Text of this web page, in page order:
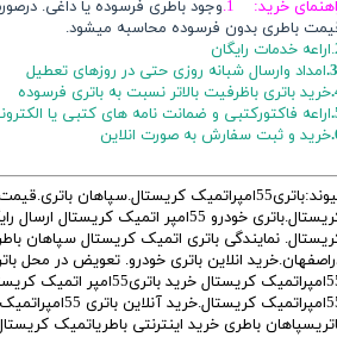
خرید: 1.
وجود باطری فرسوده یا داغی.
باطری بدون فرسوده محاسبه میشود.
3. امداد وارسال شبانه روزی حتی در روزهای تعطیل
خرید باتری باظرفیت بالاتر نسبت به باتری فرسوده
اراعه فاکتورکتبی و ضمانت نامه های کتبی یا
خرید و ثبت سفارش به صورت انلاین
نمایندگی باتری اتمیک کریستال سپاهان
انلاین باتری خودرو. تعویض در محل
55امپراتمیک کریستال خرید
55امپراتمیک
باطری خرید اینترنتی باطریاتمیک